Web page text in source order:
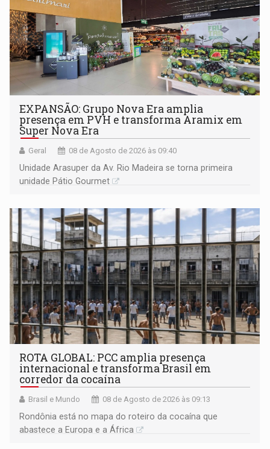
EXPANSÃO: Grupo Nova Era amplia
presença em PVH e transforma Aramix em
Super Nova Era
Geral 08 de Agosto de 2026 às 09:40
Unidade Arasuper da Av. Rio Madeira se torna primeira
unidade Pátio Gourmet
ROTA GLOBAL: PCC amplia presença
internacional e transforma Brasil em
corredor da cocaína
Brasil e Mundo 08 de Agosto de 2026 às 09:13
Rondônia está no mapa do roteiro da cocaína que
abastece a Europa e a África